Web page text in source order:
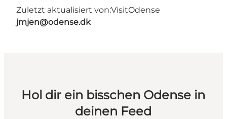
Zuletzt aktualisiert von:VisitOdense
jmjen@odense.dk
Hol dir ein bisschen Odense in
deinen Feed